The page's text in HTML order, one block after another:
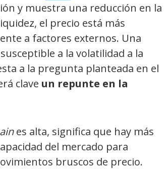
y muestra una reducción en la
el precio está más
a factores externos. Una
a la volatilidad a la
a la pregunta planteada en el
clave un repunte en la
es alta, significa que hay más
del mercado para
bruscos de precio.